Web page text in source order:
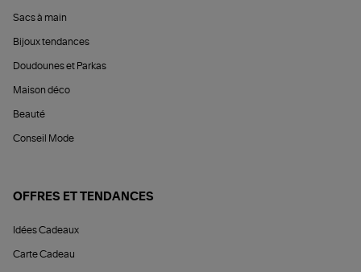
Sacs à main
Bijoux tendances
Doudounes et Parkas
Maison déco
Beauté
Conseil Mode
OFFRES ET TENDANCES
Idées Cadeaux
Carte Cadeau